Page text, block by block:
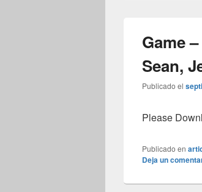
Game
Sean,
Publicado el
Please
Publicado en
Deja un